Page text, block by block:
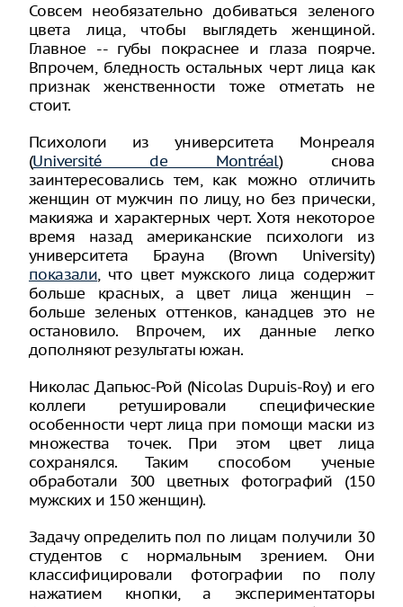
Совсем необязательно добиваться зеленого
цвета лица, чтобы выглядеть женщиной.
Главное -- губы покраснее и глаза поярче.
Впрочем, бледность остальных черт лица как
признак женственности тоже отметать не
стоит.
Психологи из университета Монреаля
(Université de Montréal) снова
заинтересовались тем, как можно отличить
женщин от мужчин по лицу, но без прически,
макияжа и характерных черт. Хотя некоторое
время назад американские психологи из
университета Брауна (Brown University)
показали, что цвет мужского лица содержит
больше красных, а цвет лица женщин –
больше зеленых оттенков, канадцев это не
остановило. Впрочем, их данные легко
дополняют результаты южан.
Николас Дапьюс-Рой (Nicolas Dupuis-Roy) и его
коллеги ретушировали специфические
особенности черт лица при помощи маски из
множества точек. При этом цвет лица
сохранялся. Таким способом ученые
обработали 300 цветных фотографий (150
мужских и 150 женщин).
Задачу определить пол по лицам получили 30
студентов с нормальным зрением. Они
классифицировали фотографии по полу
нажатием кнопки, а экспериментаторы